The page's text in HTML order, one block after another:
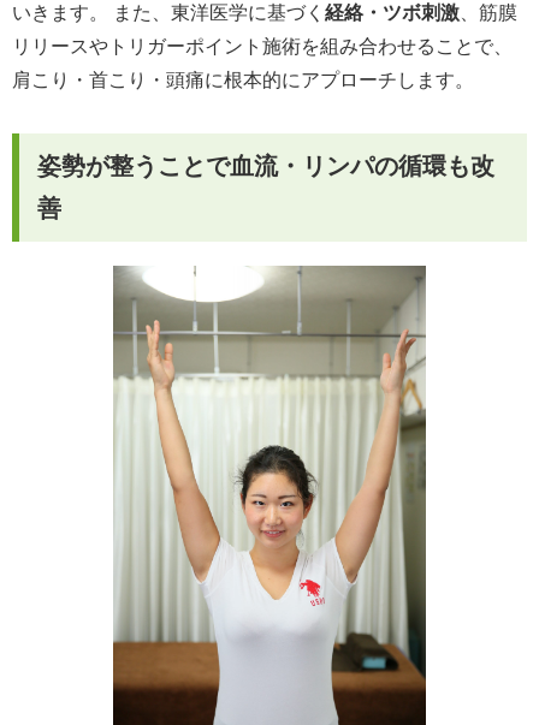
いきます。 また、東洋医学に基づく 経絡・ツボ刺激 、筋膜
リリースやトリガーポイント施術を組み合わせることで、
肩こり・首こり・頭痛に根本的にアプローチします。
姿勢が整うことで血流・リンパの循環も改
善